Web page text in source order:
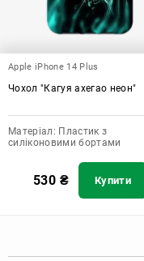
Apple iPhone 14 Plus
Чохол "Кагуя ахегао неон"
Матеріал: Пластик з
силіконовими бортами
530 ₴ Купити